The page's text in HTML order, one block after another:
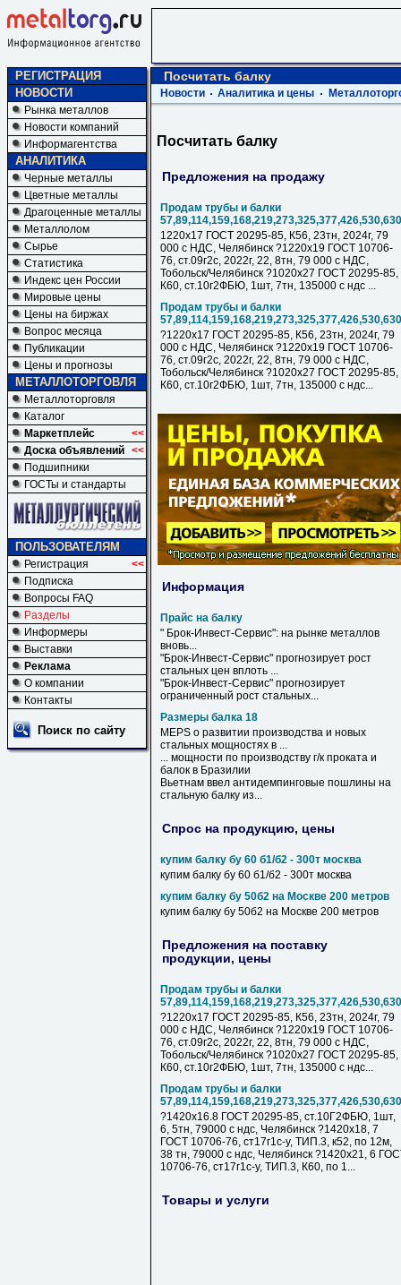
РЕГИСТРАЦИЯ
НОВОСТИ
Рынка металлов
Новости компаний
Информагентства
АНАЛИТИКА
Черные металлы
Цветные металлы
Драгоценные металлы
Металлолом
Сырье
Статистика
Индекс цен России
Мировые цены
Цены на биржах
Вопрос месяца
Публикации
Цены и прогнозы
МЕТАЛЛОТОРГОВЛЯ
Металлоторговля
Каталог
Маркетплейс
<<
Доска объявлений <<
Подшипники
ГОСТы и стандарты
ПОЛЬЗОВАТЕЛЯМ
Регистрация
<<
Подписка
Вопросы FAQ
Разделы
Информеры
Выставки
Реклама
О компании
Контакты
Поиск по сайту
Посчитать балку
Новости Аналитика и цены
Посчитать балку
Предложения на продажу
Продам трубы и балки
1220х17 ГОСТ 20295-85, К56, 23тн, 2024г, 79
000 с НДC, Челябинск ?1220х19 ГОСТ 10706-
76, ст.09г2с, 2022г, 22, 8тн, 79 000 с НДC,
Тобольск/Челябинск ?1020х27 ГОСТ 20295-85,
К60, ст.10г2ФБЮ, 1шт, 7тн, 135000 с ндс ...
Продам трубы и балки
?1220х17 ГОСТ 20295-85, К56, 23тн, 2024г, 79
000 с НДC, Челябинск ?1220х19 ГОСТ 10706-
76, ст.09г2с, 2022г, 22, 8тн, 79 000 с НДC,
Тобольск/Челябинск ?1020х27 ГОСТ 20295-85,
К60, ст.10г2ФБЮ, 1шт, 7тн, 135000 с ндс...
Информация
Прайс на балку
" Брок-Инвест-Сервис": на рынке металлов
вновь...
"Брок-Инвест-Сервис" прогнозирует рост
стальных цен вплоть ...
"Брок-Инвест-Сервис" прогнозирует
ограниченный рост стальных...
Размеры балка 18
MEPS о развитии производства и новых
стальных мощностях в ...
... мощности по производству г/к проката и
балок в Бразилии
Вьетнам ввел антидемпинговые пошлины на
стальную балку из...
Спрос на продукцию, цены
купим балку бу 60 б1/б2 - 300т москва
купим балку бу 60 б1/б2 - 300т москва
купим балку бу 50б2 на Москве 200 метров
купим балку бу 50б2 на Москве 200 метров
Предложения на поставку
продукции, цены
Продам трубы и балки
?1220х17 ГОСТ 20295-85, К56, 23тн, 2024г, 79
000 с НДC, Челябинск ?1220х19 ГОСТ 10706-
76, ст.09г2с, 2022г, 22, 8тн, 79 000 с НДC,
Тобольск/Челябинск ?1020х27 ГОСТ 20295-85,
К60, ст.10г2ФБЮ, 1шт, 7тн, 135000 с ндс...
Продам трубы и балки
?1420х16.8 ГОСТ 20295-85, ст.10Г2ФБЮ, 1шт,
6, 5тн, 79000 с ндс, Челябинск ?1420х18, 7
ГОСТ 10706-76, ст17г1с-у, ТИП.3, к52, по 12м,
38 тн, 79000 с ндс, Челябинск ?1420х21, 6
10706-76, ст17г1с-у, ТИП.3, К60, по 1...
Товары и услуги